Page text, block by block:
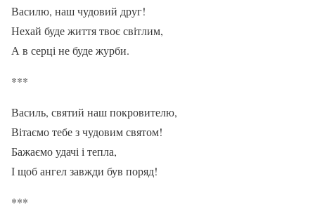
Василю, наш чудовий друг!
Нехай буде життя твоє світлим,
А в серці не буде журби.
***
Василь, святий наш покровителю,
Вітаємо тебе з чудовим святом!
Бажаємо удачі і тепла,
І щоб ангел завжди був поряд!
***